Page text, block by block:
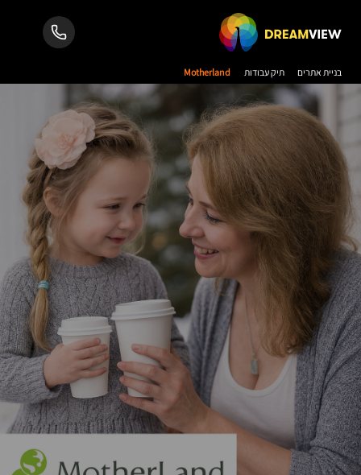
בניית אתרים תיק עבודות Motherland